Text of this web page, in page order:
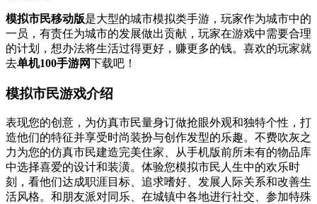
模拟市民移动版是大型的城市模拟类手游，玩家作为城市中的
一员，有责任为城市的发展做出贡献，玩家在游戏中需要合理
的计划，想办法将生活过得更好，赚更多的钱。喜欢的玩家就
去单机100手游网下载吧！
模拟市民游戏介绍
表现您的创意，为仿真市民量身订做抢眼外观和独特个性，打
造他们的特征并享受时尚装扮与创作发型的乐趣。不费吹灰之
力为您的仿真市民建造完美住家、从手机版前所未有的物品库
中选择喜爱的设计和装潢。体验您模拟市民人生中的欢乐时
刻，看他们达成职涯目标、追求嗜好、发展人际关系和改善生
活风格。和朋友派对同乐、在城镇中各地进行社交、参加特殊